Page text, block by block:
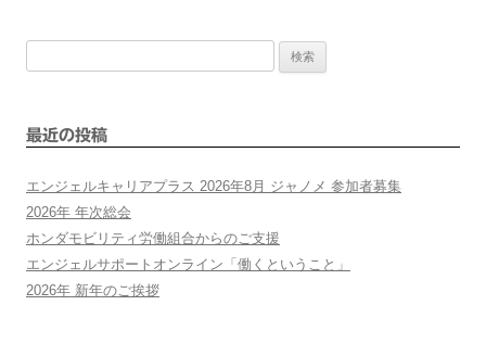
ー
シ
最近の投稿
エンジェルキャリアプラス 2026年8月 ジャノメ 参加者募集
2026年 年次総会
ホンダモビリティ労働組合からのご支援
エンジェルサポートオンライン「働くということ」
2026年 新年のご挨拶